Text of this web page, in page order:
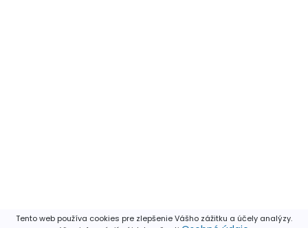
Tento web používa cookies pre zlepšenie Vášho zážitku a účely analýzy.